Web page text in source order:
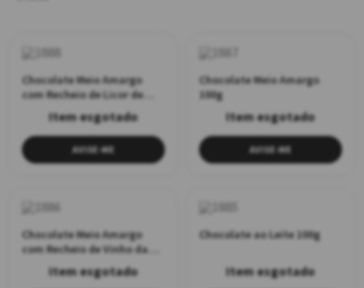
Chocolate Meio Amargo
com Recheio de Licor de
Ginja 90g
AVISE-ME
Chocolate Meio Amargo
100g
AVISE-ME
Chocolate Meio Amargo
com Recheio de Vinho da
Ilha da Madeira 90g
Chocolate ao Leite 100g